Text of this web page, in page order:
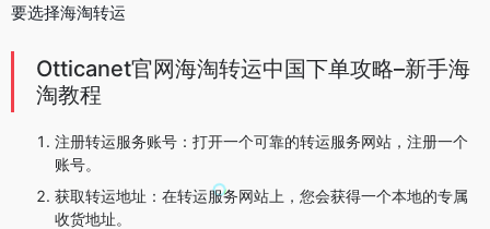
要选择海淘转运
Otticanet官网海淘转运中国下单攻略–新手海
淘教程
注册转运服务账号：打开一个可靠的转运服务网站，注册一个
账号。
获取转运地址：在转运服务网站上，您会获得一个本地的专属
收货地址。